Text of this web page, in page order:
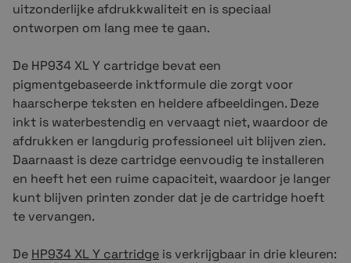
uitzonderlijke afdrukkwaliteit en is speciaal
ontworpen om lang mee te gaan.
De HP934 XL Y cartridge bevat een
pigmentgebaseerde inktformule die zorgt voor
haarscherpe teksten en heldere afbeeldingen. Deze
inkt is waterbestendig en vervaagt niet, waardoor de
afdrukken er langdurig professioneel uit blijven zien.
Daarnaast is deze cartridge eenvoudig te installeren
en heeft het een ruime capaciteit, waardoor je langer
kunt blijven printen zonder dat je de cartridge hoeft
te vervangen.
De HP934 XLY cartridge is verkrijgbaar in drie kleuren: